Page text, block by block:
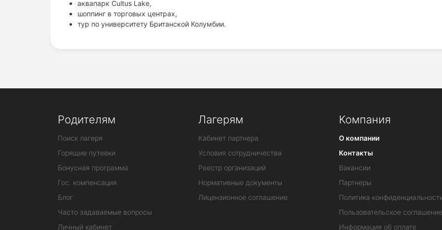
аквапарк Cultus Lake,
шоппинг в торговых центрах,
тур по университету Британской Колумбии.
Родителям
Поиск лагеря
Горящие путевки
Бонусная программа
Гос. компенсация
Блог
Часто задаваемые вопросы
Личный кабинет
Лагерям
Кабинет партнера
Условия сотрудничества
Реестр организаций
Нормативные документы
Лицензионное соглашение
Компания
О компании
Контакты
Вакансии
Партнеры
Политика
Пользовательское соглашение
Информация об оплате